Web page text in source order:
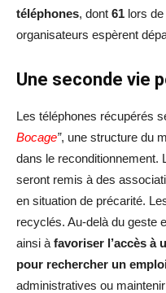
téléphones, dont 61 lors de
organisateurs espèrent
Une seconde vie
Les téléphones récupérés
Bocage”, une structure du
dans le reconditionnement.
seront remis à des
en situation de précarité.
recyclés. Au-delà du geste
ainsi à favoriser l’accès à
pour rechercher un
administratives ou